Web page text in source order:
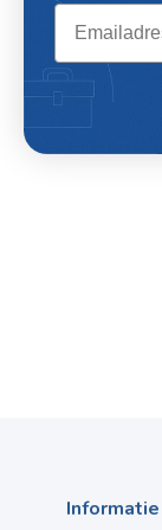
CEE
CONTRA
Informatie
Email